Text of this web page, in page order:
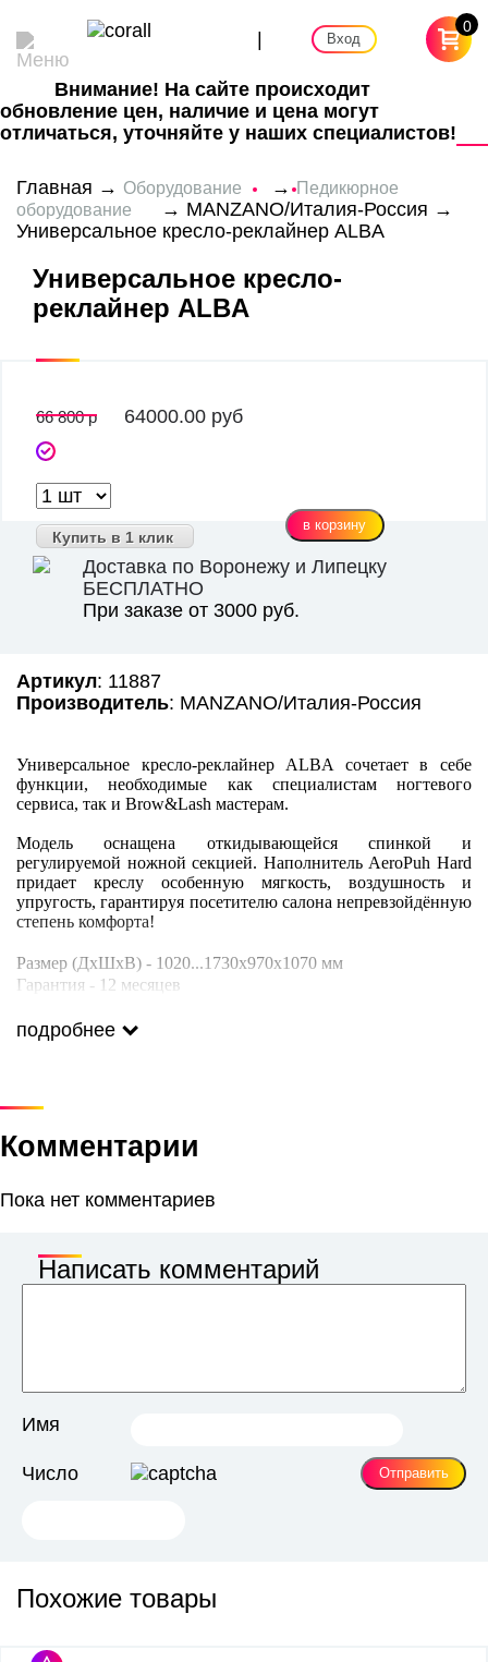
| Вход
0
Внимание! На сайте происходит
обновление цен, наличие и цена могут
отличаться, уточняйте у наших специалистов!
Главная → Оборудование →Педикюрное
оборудование
→ MANZANO/Италия-Россия →
Универсальное кресло-реклайнер ALBA
Универсальное кресло-
реклайнер ALBA
66 800 р 64000.00 руб
Купить в 1 клик
Доставка по Воронежу и Липецку
БЕСПЛАТНО
При заказе от 3000 руб.
Артикул: 11887
Производитель: MANZANO/Италия-Россия
Универсальное кресло-реклайнер ALBA сочетает в себе
функции, необходимые как специалистам ногтевого
сервиса, так и Brow&Lash мастерам.
Модель оснащена откидывающейся спинкой и
регулируемой ножной секцией. Наполнитель AeroPuh Hard
придает креслу особенную мягкость, воздушность и
упругость, гарантируя посетителю салона непревзойдённую
степень комфорта!
Размер (ДхШхВ) - 1020...1730х970х1070 мм
Гарантия - 12 месяцев
Горизонтальное положение - Да
подробнее
Комментарии
Пока нет комментариев
Написать комментарий
Имя
Число
Похожие товары